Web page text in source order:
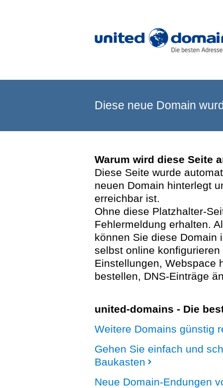
Diese neue Domain
Warum wird diese Seite
Diese Seite wurde
neuen Domain hinterlegt
erreichbar ist.
Ohne diese Platzhalter-
Fehlermeldung erhalten.
können Sie diese Domain
selbst online
Einstellungen, Webspace
bestellen, DNS-Einträge
united-domains - Die
Weitere Domains günstig
Gehen Sie einfach und
Baukasten
Neue Domain-Endungen